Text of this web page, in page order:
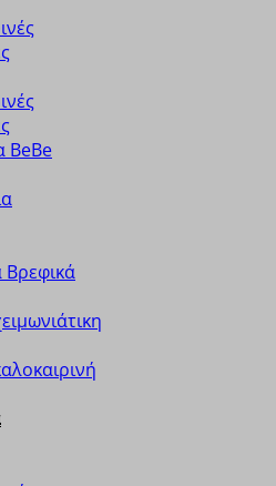
BeBe
Βρεφικά